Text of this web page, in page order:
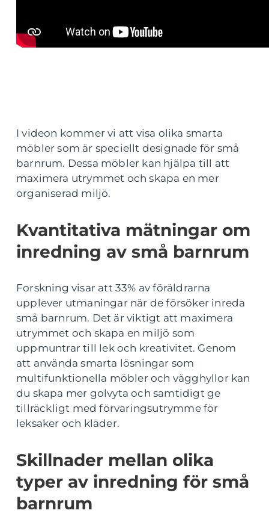
I videon kommer vi att visa olika smarta
möbler som är speciellt designade för små
barnrum. Dessa möbler kan hjälpa till att
maximera utrymmet och skapa en mer
organiserad miljö.
Kvantitativa mätningar om
inredning av små barnrum
Forskning visar att 33% av föräldrarna
upplever utmaningar när de försöker inreda
små barnrum. Det är viktigt att maximera
utrymmet och skapa en miljö som
uppmuntrar till lek och kreativitet. Genom
att använda smarta lösningar som
multifunktionella möbler och vägghyllor kan
du skapa mer golvyta och samtidigt ge
tillräckligt med förvaringsutrymme för
leksaker och kläder.
Skillnader mellan olika
typer av inredning för små
barnrum